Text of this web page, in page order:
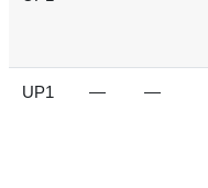
UP1 — —